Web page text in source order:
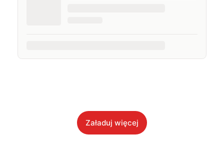
Załaduj więcej